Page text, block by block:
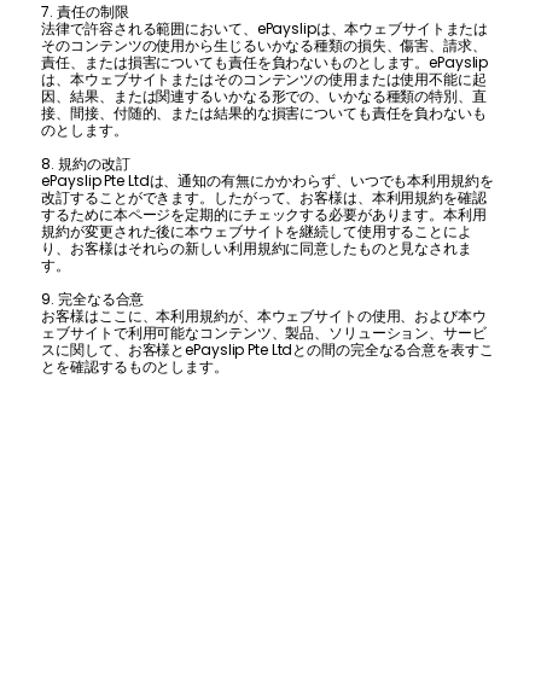
7. 責任の制限
法律で許容される範囲において、ePayslipは、本ウェブサイトまたは
そのコンテンツの使用から生じるいかなる種類の損失、傷害、請求、
責任、または損害についても責任を負わないものとします。ePayslip
は、本ウェブサイトまたはそのコンテンツの使用または使用不能に起
因、結果、または関連するいかなる形での、いかなる種類の特別、直
接、間接、付随的、または結果的な損害についても責任を負わないも
のとします。
8. 規約の改訂
ePayslip Pte Ltdは、通知の有無にかかわらず、いつでも本利用規約を
改訂することができます。したがって、お客様は、本利用規約を確認
するために本ページを定期的にチェックする必要があります。本利用
規約が変更された後に本ウェブサイトを継続して使用することによ
り、お客様はそれらの新しい利用規約に同意したものと見なされま
す。
9. 完全なる合意
お客様はここに、本利用規約が、本ウェブサイトの使用、および本ウ
ェブサイトで利用可能なコンテンツ、製品、ソリューション、サービ
スに関して、お客様とePayslip Pte Ltdとの間の完全なる合意を表すこ
とを確認するものとします。